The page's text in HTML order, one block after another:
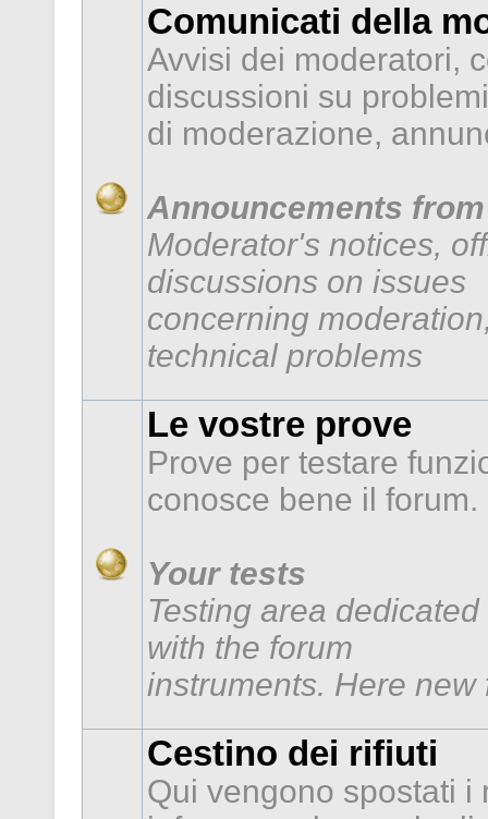
Comunicati della
Avvisi dei moderatori,
discussioni su problemi
di moderazione,
Announcements
Moderator's notices,
discussions on issues
concerning
technical problems
Le vostre prove
Prove per testare
conosce bene il forum.
Your tests
Testing area
with the forum
instruments. Here
Cestino dei rifiuti
Qui vengono spostati i